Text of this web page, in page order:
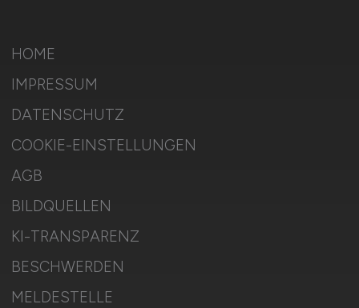
HOME
IMPRESSUM
DATENSCHUTZ
COOKIE-EINSTELLUNGEN
AGB
BILDQUELLEN
KI-TRANSPARENZ
BESCHWERDEN
MELDESTELLE